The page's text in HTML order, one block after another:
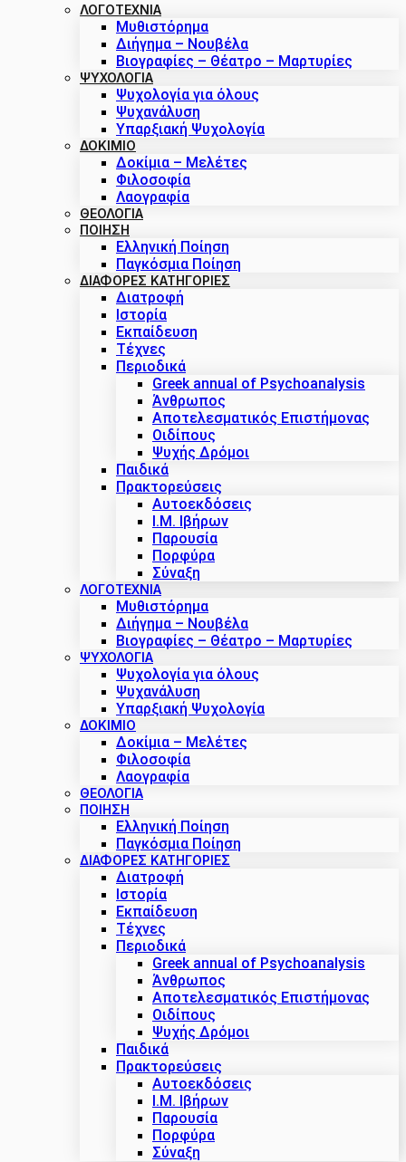
ΛΟΓΟΤΕΧΝΙΑ
Μυθιστόρημα
Διήγημα – Νουβέλα
Βιογραφίες – Θέατρο – Μαρτυρίες
ΨΥΧΟΛΟΓΙΑ
Ψυχολογία για όλους
Ψυχανάλυση
Υπαρξιακή Ψυχολογία
ΔΟΚΊΜΙΟ
Δοκίμια – Μελέτες
Φιλοσοφία
Λαογραφία
ΘΕΟΛΟΓΙΑ
ΠΟΙΗΣΗ
Ελληνική Ποίηση
Παγκόσμια Ποίηση
ΔΙΑΦΟΡΕΣ ΚΑΤΗΓΟΡΙΕΣ
Διατροφή
Ιστορία
Εκπαίδευση
Τέχνες
Περιοδικά
Greek annual of Psychoanalysis
Άνθρωπος
Αποτελεσματικός Επιστήμονας
Οιδίπους
Ψυχής Δρόμοι
Παιδικά
Πρακτoρεύσεις
Αυτοεκδόσεις
Ι.Μ. Ιβήρων
Παρουσία
Πορφύρα
Σύναξη
ΛΟΓΟΤΕΧΝΙΑ
Μυθιστόρημα
Διήγημα – Νουβέλα
Βιογραφίες – Θέατρο – Μαρτυρίες
ΨΥΧΟΛΟΓΙΑ
Ψυχολογία για όλους
Ψυχανάλυση
Υπαρξιακή Ψυχολογία
ΔΟΚΊΜΙΟ
Δοκίμια – Μελέτες
Φιλοσοφία
Λαογραφία
ΘΕΟΛΟΓΙΑ
ΠΟΙΗΣΗ
Ελληνική Ποίηση
Παγκόσμια Ποίηση
ΔΙΑΦΟΡΕΣ ΚΑΤΗΓΟΡΙΕΣ
Διατροφή
Ιστορία
Εκπαίδευση
Τέχνες
Περιοδικά
Greek annual of Psychoanalysis
Άνθρωπος
Αποτελεσματικός Επιστήμονας
Οιδίπους
Ψυχής Δρόμοι
Παιδικά
Πρακτoρεύσεις
Αυτοεκδόσεις
Ι.Μ. Ιβήρων
Παρουσία
Πορφύρα
Σύναξη